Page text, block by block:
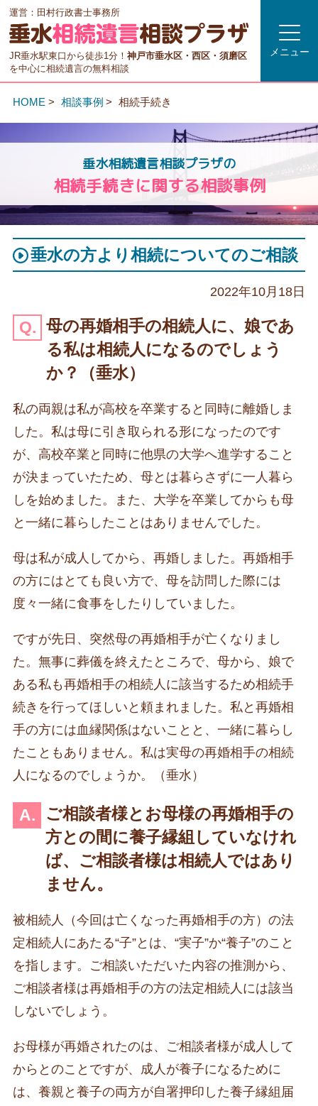
運営：田村行政書士事務所
JR垂水駅東口から徒歩1分！神戸市垂水区・西区・須磨区
を中心に相続遺言の無料相談
メニュー
HOME 相談事例 相続手続き
垂水相続遺言相談プラザの
相続手続きに関する相談事例
垂水の方より相続についてのご相談
2022年10月18日
母の再婚相手の相続人に、娘であ
る私は相続人になるのでしょう
か？（垂水）
私の両親は私が高校を卒業すると同時に離婚しま
した。私は母に引き取られる形になったのです
が、高校卒業と同時に他県の大学へ進学すること
が決まっていたため、母とは暮らさずに一人暮ら
しを始めました。また、大学を卒業してからも母
と一緒に暮らしたことはありませんでした。
母は私が成人してから、再婚しました。再婚相手
の方にはとても良い方で、母を訪問した際には
度々一緒に食事をしたりしていました。
ですが先日、突然母の再婚相手が亡くなりまし
た。無事に葬儀を終えたところで、母から、娘で
ある私も再婚相手の相続人に該当するため相続手
続きを行ってほしいと頼まれました。私と再婚相
手の方には血縁関係はないことと、一緒に暮らし
たこともありません。私は実母の再婚相手の相続
人になるのでしょうか。（垂水）
ご相談者様とお母様の再婚相手の
方との間に養子縁組していなけれ
ば、ご相談者様は相続人ではあり
ません。
被相続人（今回は亡くなった再婚相手の方）の法
定相続人にあたる“子”とは、“実子”か“養子”のこと
を指します。ご相談いただいた内容の推測から、
ご相談者様は再婚相手の方の法定相続人には該当
しないでしょう。
お母様が再婚されたのは、ご相談者様が成人して
からとのことですが、成人が養子になるために
は、養親と養子の両方が自署押印した養子縁組届